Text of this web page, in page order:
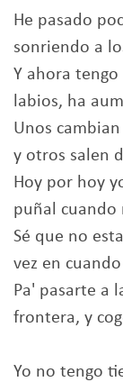
He pasado
sonriendo a
Y ahora
labios, ha
Unos
y otros salen
Hoy por hoy
puñal cuando
Sé que no
vez en cuando
Pa' pasarte a
frontera, y
Yo no tengo